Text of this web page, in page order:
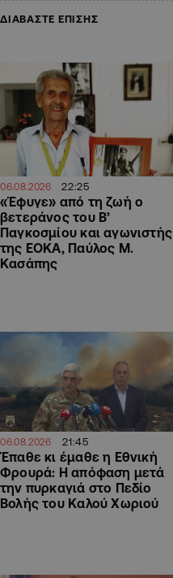
ΔΙΑΒΑΣΤΕ ΕΠΙΣΗΣ
06.08.2026 22:25
«Έφυγε» από τη ζωή ο
βετεράνος του Β’
Παγκοσμίου και αγωνιστής
της ΕΟΚΑ, Παύλος Μ.
Κασάπης
06.08.2026 21:45
Έπαθε κι έμαθε η Εθνική
Φρουρά: Η απόφαση μετά
την πυρκαγιά στο Πεδίο
Βολής του Καλού Χωριού